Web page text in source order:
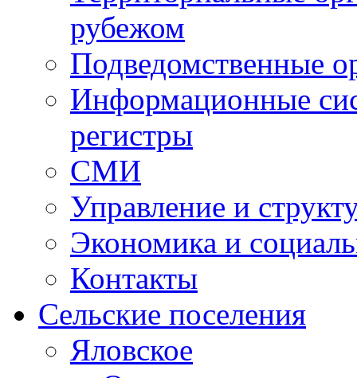
рубежом
Подведомственные
Информационные
регистры
СМИ
Управление и
Экономика и
Контакты
Сельские поселения
Яловское